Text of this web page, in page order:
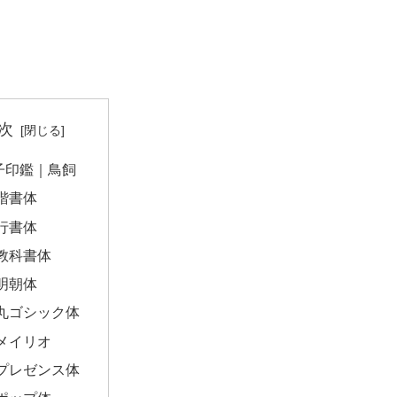
印鑑｜鳥飼
書体
書体
科書体
朝体
ゴシック体
イリオ
レゼンス体